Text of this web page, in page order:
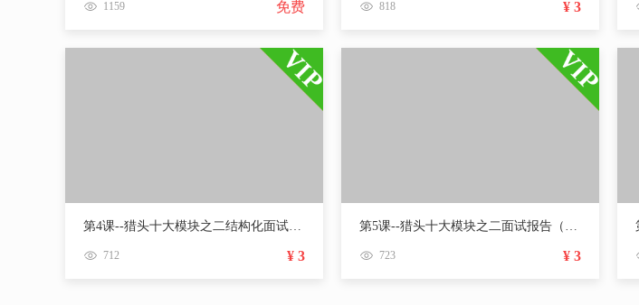
1159 免费 818 ¥ 3
712 ¥ 3 723 ¥ 3